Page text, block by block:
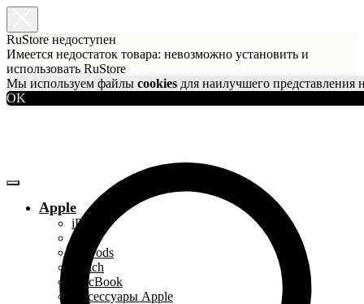
RuStore недоступен
Имеется недостаток товара: невозможно установить и
использовать RuStore
Мы используем файлы cookies для наилучшего представления
OK
Apple
iPhone
iPad
AirPods
Watch
MacBook
Аксессуары Apple